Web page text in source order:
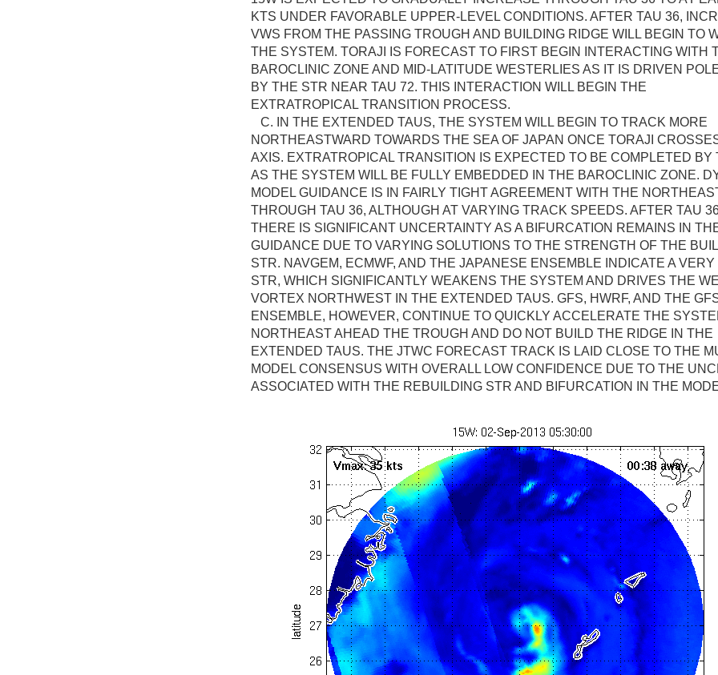
KTS UNDER FAVORABLE UPPER-LEVEL CONDITIONS. AFTER TAU 36,
VWS FROM THE PASSING TROUGH AND BUILDING RIDGE WILL BEGIN TO
THE SYSTEM. TORAJI IS FORECAST TO FIRST BEGIN INTERACTING WITH
BAROCLINIC ZONE AND MID-LATITUDE WESTERLIES AS IT IS DRIVEN
BY THE STR NEAR TAU 72. THIS INTERACTION WILL BEGIN THE
EXTRATROPICAL TRANSITION PROCESS.
C. IN THE EXTENDED TAUS, THE SYSTEM WILL BEGIN TO TRACK MORE
NORTHEASTWARD TOWARDS THE SEA OF JAPAN ONCE TORAJI
AXIS. EXTRATROPICAL TRANSITION IS EXPECTED TO BE COMPLETED BY
AS THE SYSTEM WILL BE FULLY EMBEDDED IN THE BAROCLINIC ZONE.
MODEL GUIDANCE IS IN FAIRLY TIGHT AGREEMENT WITH THE
THROUGH TAU 36, ALTHOUGH AT VARYING TRACK SPEEDS. AFTER TAU
THERE IS SIGNIFICANT UNCERTAINTY AS A BIFURCATION REMAINS IN
GUIDANCE DUE TO VARYING SOLUTIONS TO THE STRENGTH OF THE
STR. NAVGEM, ECMWF, AND THE JAPANESE ENSEMBLE INDICATE A
STR, WHICH SIGNIFICANTLY WEAKENS THE SYSTEM AND DRIVES THE
VORTEX NORTHWEST IN THE EXTENDED TAUS. GFS, HWRF, AND THE
ENSEMBLE, HOWEVER, CONTINUE TO QUICKLY ACCELERATE THE
NORTHEAST AHEAD THE TROUGH AND DO NOT BUILD THE RIDGE IN THE
EXTENDED TAUS. THE JTWC FORECAST TRACK IS LAID CLOSE TO THE
MODEL CONSENSUS WITH OVERALL LOW CONFIDENCE DUE TO THE
ASSOCIATED WITH THE REBUILDING STR AND BIFURCATION IN THE